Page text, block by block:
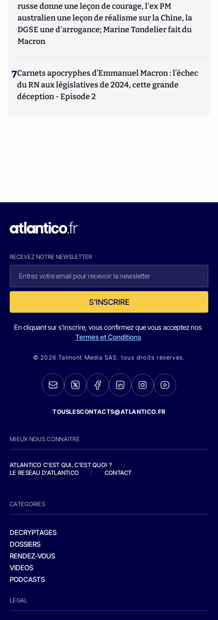
russe donne une leçon de courage, l'ex PM
australien une leçon de réalisme sur la Chine, la
DGSE une d'arrogance; Marine Tondelier fait du
Macron
7Carnets apocryphes d’Emmanuel Macron : l’échec
du RN aux législatives de 2024, cette grande
déception - Episode 2
RECEVEZ NOTRE NEWSLETTER
S'INSCRIRE
En cliquant sur s'inscrire, vous confirmez que vous acceptez nos
Termes et Conditions
© 2026 Talmont Media SAS. tous droits réservés.
TOUSLESCONTACTS@ATLANTICO.FR
MIEUX NOUS CONNAITRE
ATLANTICO C'EST QUI, C'EST QUOI ?
/
LE RESEAU D'ATLANTICO
/ CONTACT
CATEGORIES
DECRYPTAGES
DOSSIERS
RENDEZ-VOUS
VIDEOS
PODCASTS
LEGAL